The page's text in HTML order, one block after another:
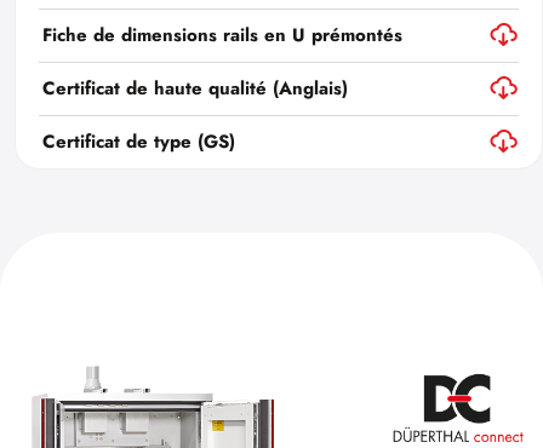
Fiche de dimensions rails en U prémontés
Certificat de haute qualité (Anglais)
Certificat de type (GS)